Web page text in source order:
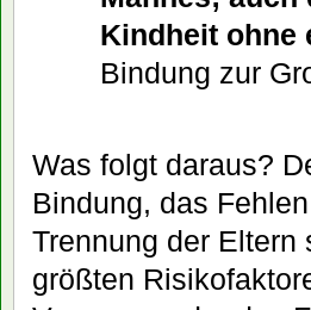
Kindheit ohne
Bindung zur
Was folgt daraus?
Bindung, das
Trennung der
größten